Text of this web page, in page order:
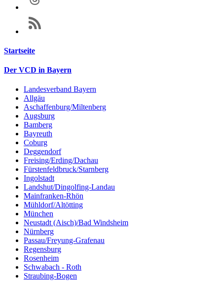
Startseite
Der VCD in Bayern
Landesverband Bayern
Allgäu
Aschaffenburg/Miltenberg
Augsburg
Bamberg
Bayreuth
Coburg
Deggendorf
Freising/Erding/Dachau
Fürstenfeldbruck/Starnberg
Ingolstadt
Landshut/Dingolfing-Landau
Mainfranken-Rhön
Mühldorf/Altötting
München
Neustadt (Aisch)/Bad Windsheim
Nürnberg
Passau/Freyung-Grafenau
Regensburg
Rosenheim
Schwabach - Roth
Straubing-Bogen